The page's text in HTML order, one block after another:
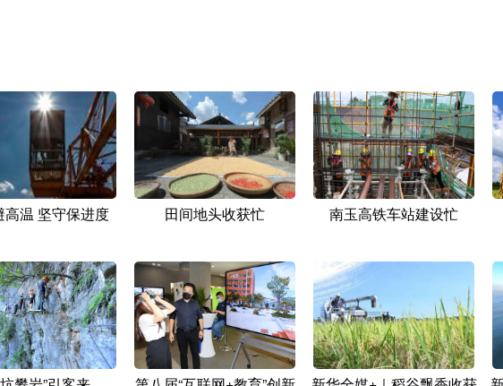
高温 坚守保进度 田间地头收获忙 南玉高铁车站建设忙